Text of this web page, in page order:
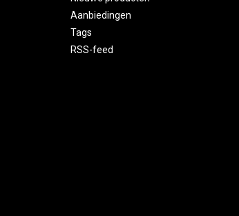
Aanbiedingen
Tags
RSS-feed